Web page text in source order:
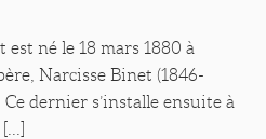
né le 18 mars 1880 à
Narcisse Binet (1846-
dernier s’installe ensuite à